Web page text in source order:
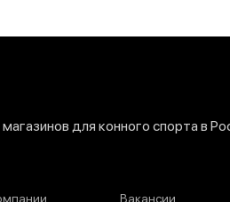
для конного спорта в
Вакансии